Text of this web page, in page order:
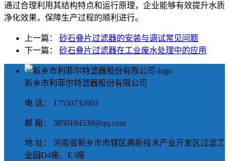
通过合理利用其结构特点和运行原理，企业能够有效提升水质
净化效果，保障生产过程的顺利进行。
上一篇： 砂石叠片过滤器的安装与调试常见问题
下一篇： 砂石叠片过滤器在工业废水处理中的应用
新乡市利菲尔特滤器股份有限公司
电 话： 17530732603
邮 箱： 3850184539@qq.com
地 址： 河南省新乡市市辖区高新技术产业开发区过滤工
业园D4座、E3座